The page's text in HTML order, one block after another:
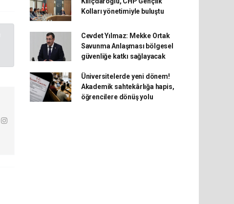
Kolları yönetimiyle buluştu
Cevdet Yılmaz: Mekke Ortak
Savunma Anlaşması bölgesel
güvenliğe katkı sağlayacak
Üniversitelerde yeni dönem!
Akademik sahtekârlığa hapis,
öğrencilere dönüş yolu